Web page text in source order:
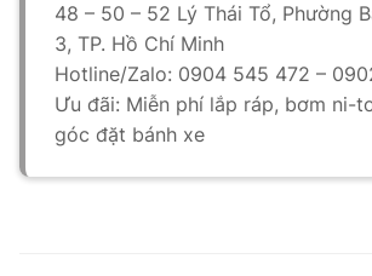
48 – 50 – 52 Lý Thái Tổ, Phường
3, TP. Hồ Chí Minh
Hotline/Zalo: 0904 545 472 –
Ưu đãi: Miễn phí lắp ráp, bơm ni-
góc đặt bánh xe